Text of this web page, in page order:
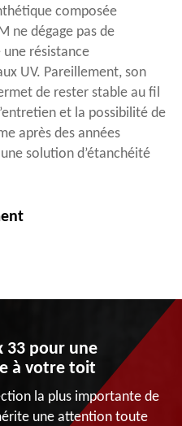
composée
ne dégage pas de
résistance
UV. Pareillement, son
de rester stable au fil
et la possibilité de
après des années
solution d’étanchéité
33 pour une
à votre toit
la plus importante de
une attention toute